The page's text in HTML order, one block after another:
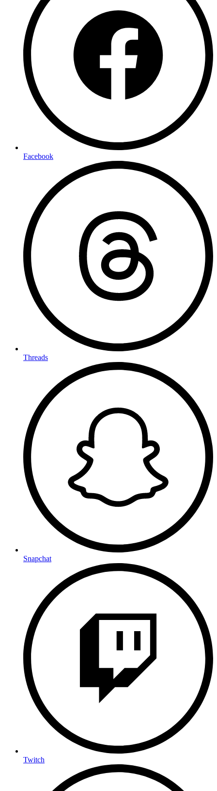
Facebook
Threads
Snapchat
Twitch